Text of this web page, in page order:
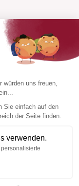
uns freuen,
Sie einfach auf den
der Seite finden.
verwenden.